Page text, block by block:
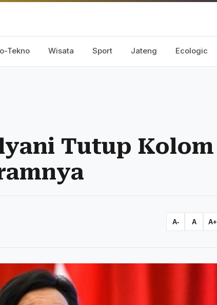
Tekno Wisata Sport Jateng Ecologic
Tutup Kolom
A- A A+